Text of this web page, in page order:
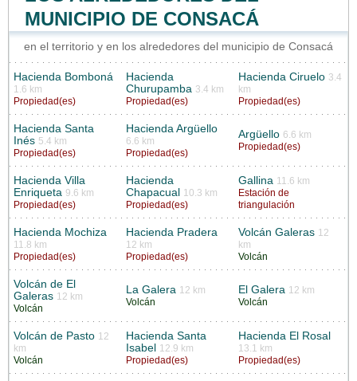
MUNICIPIO DE CONSACÁ
en el territorio y en los alrededores del municipio de Consacá
Hacienda Bomboná
1.6 km
Propiedad(es)
Hacienda
Churupamba 3.4 km
Propiedad(es)
Hacienda Ciruelo 3.4
km
Propiedad(es)
Hacienda Santa
Inés 5.4 km
Propiedad(es)
Hacienda Argüello
6.6 km
Propiedad(es)
Argüello 6.6 km
Propiedad(es)
Hacienda Villa
Enriqueta 9.6 km
Propiedad(es)
Hacienda
Chapacual
10.3 km
Propiedad(es)
Gallina 11.6 km
Estación de
triangulación
Hacienda Mochiza
11.8 km
Propiedad(es)
Hacienda Pradera
12 km
Propiedad(es)
Volcán Galeras 12
km
Volcán
Volcán de El
Galeras 12 km
Volcán
La Galera 12 km
Volcán
El Galera 12 km
Volcán
Volcán de Pasto 12
km
Volcán
Hacienda Santa
Isabel
12.9 km
Propiedad(es)
Hacienda El Rosal
13.1 km
Propiedad(es)